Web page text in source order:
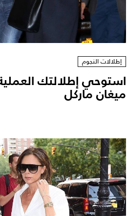
إطلالات النجوم
استوحي إطلالتك
ميغان ماركل ‎